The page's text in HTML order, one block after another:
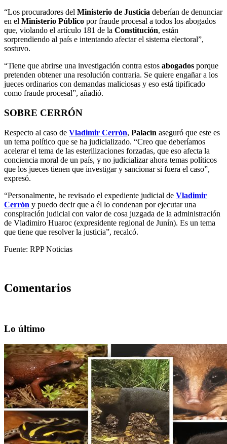
“Los procuradores del Ministerio de Justicia deberían de denunciar
en el Ministerio Público por fraude procesal a todos los abogados
que, violando el artículo 181 de la Constitución, están
sorprendiendo al país e intentando afectar el sistema electoral”,
sostuvo.
“Tiene que abrirse una investigación contra estos abogados porque
pretenden obtener una resolución contraria. Se quiere engañar a los
jueces ordinarios con demandas maliciosas y eso está tipificado
como fraude procesal”, añadió.
SOBRE CERRÓN
Respecto al caso de Vladimir Cerrón, Palacín aseguró que este es
un tema político que se ha judicializado. “Creo que deberíamos
acelerar el tema de las esterilizaciones forzadas, que eso afecta la
conciencia moral de un país, y no judicializar ahora temas políticos
que los jueces tienen que investigar y sancionar si fuera el caso”,
expresó.
“Personalmente, he revisado el expediente judicial de Vladimir
Cerrón y puedo decir que a él lo condenan por ejecutar una
conspiración judicial con valor de cosa juzgada de la administración
de Vladimiro Huaroc (expresidente regional de Junín). Es un tema
que tiene que resolver la justicia”, recalcó.
Fuente: RPP Noticias
Comentarios
Lo último